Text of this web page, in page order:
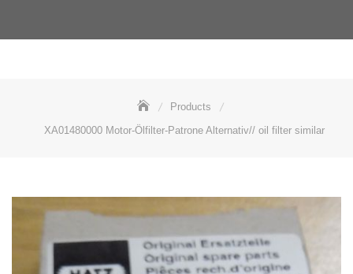
Products
XA01480000 Motor-Ölfilter-Patrone Alternativ// oil filter similar